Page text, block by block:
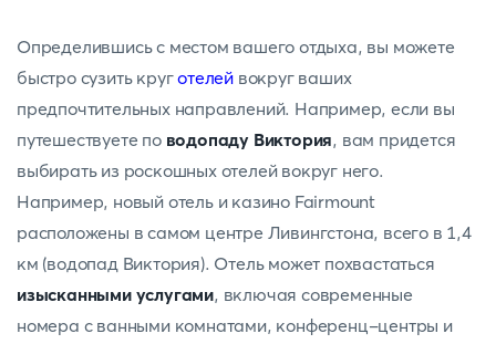
Определившись с местом вашего отдыха, вы можете
быстро сузить круготелей вокруг ваших
предпочтительных направлений. Например, если вы
путешествуете по водопаду Виктория, вам придется
выбирать из роскошных отелей вокруг него.
Например, новый отель и казино Fairmount
расположены в самом центре Ливингстона, всего в 1,4
км (водопад Виктория). Отель может похвастаться
изысканными услугами, включая современные
номера с ванными комнатами, конференц-центры и